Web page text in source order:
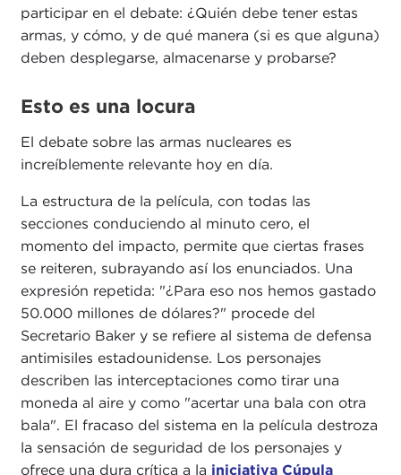
participar en el debate: ¿Quién debe tener estas
armas, y cómo, y de qué manera (si es que alguna)
deben desplegarse, almacenarse y probarse?
Esto es una locura
El debate sobre las armas nucleares es
increíblemente relevante hoy en día.
La estructura de la película, con todas las
secciones conduciendo al minuto cero, el
momento del impacto, permite que ciertas frases
se reiteren, subrayando así los enunciados. Una
expresión repetida: "¿Para eso nos hemos gastado
50.000 millones de dólares?" procede del
Secretario Baker y se refiere al sistema de defensa
antimisiles estadounidense. Los personajes
describen las interceptaciones como tirar una
moneda al aire y como "acertar una bala con otra
bala". El fracaso del sistema en la película destroza
la sensación de seguridad de los personajes y
ofrece una dura crítica a la iniciativa Cúpula